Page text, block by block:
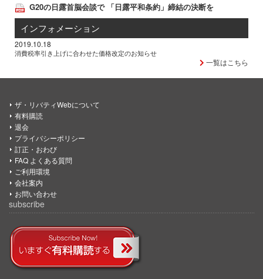
G20の日露首脳会談で 「日露平和条約」締結の決断を
インフォメーション
2019.10.18
消費税率引き上げに合わせた価格改定のお知らせ
一覧はこちら
ザ・リバティWebについて
有料購読
退会
プライバシーポリシー
訂正・おわび
FAQ よくある質問
ご利用環境
会社案内
お問い合わせ
subscribe